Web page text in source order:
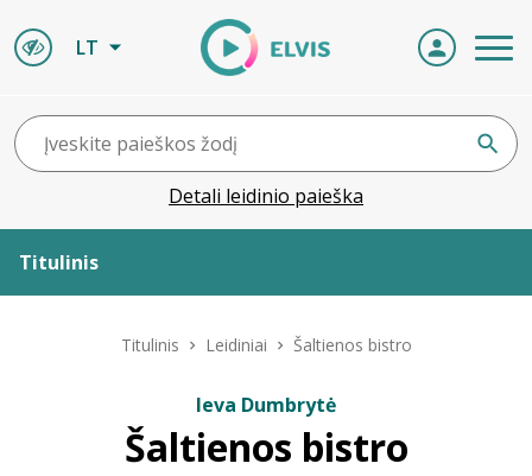
LT
Detali leidinio paieška
Titulinis
ELVIS atvyksta
Titulinis Leidiniai Šaltienos bistro
Ieva Dumbrytė
Šaltienos bistro